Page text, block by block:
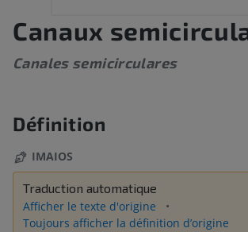
Canaux
Canales semicirculares
Définition
IMAIOS
Traduction automatique
Afficher le texte d'origine
Toujours afficher la définition d’origine